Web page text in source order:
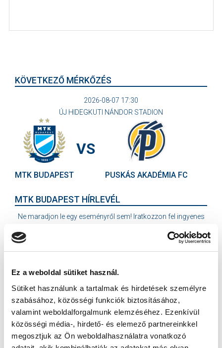
Ez a weboldal sütiket használ.
Sütiket használunk a tartalmak és hirdetések személyre
szabásához, közösségi funkciók biztosításához,
valamint weboldalforgalmunk elemzéséhez. Ezenkívül
közösségi média-, hirdető- és elemező partnereinkkel
megosztjuk az Ön weboldalhasználatra vonatkozó
KÖVETKEZŐ MÉRKŐZÉS
2026-08-07 17:30
ÚJ HIDEGKUTI NÁNDOR STADION
MTK BUDAPEST
VS
PUSKÁS AKADÉMIA FC
MTK BUDAPEST HÍRLEVÉL
Ne maradjon le egy eseményről sem! Iratkozzon fel ingyenes
Elfogadom azAdatvédelmi tájékoztatót!
FELIRATKOZOM